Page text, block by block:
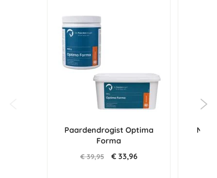
Paardendrogist Optima
Forma
€ 39,95 € 33,96
NAF